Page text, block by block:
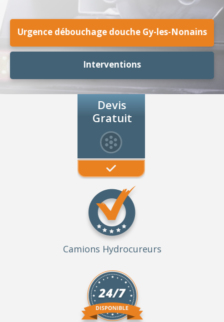
Urgence débouchage douche Gy-les-Nonains
Interventions
Devis
Gratuit
Camions Hydrocureurs